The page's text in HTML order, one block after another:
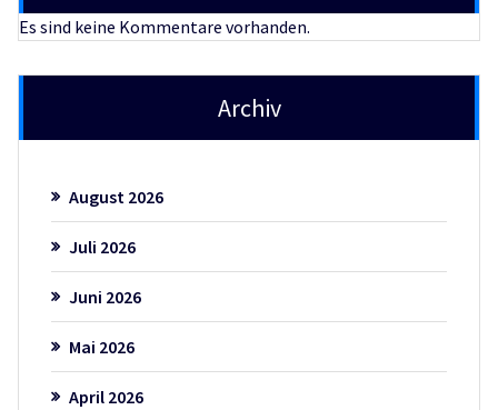
Es sind keine Kommentare vorhanden.
Archiv
August 2026
Juli 2026
Juni 2026
Mai 2026
April 2026